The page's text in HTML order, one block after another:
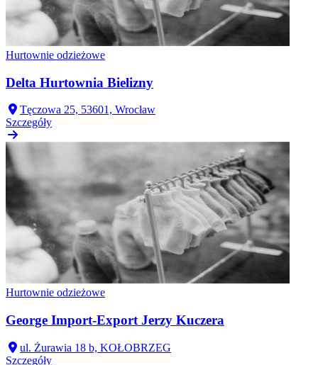
Hurtownie odzieżowe
Delta Hurtownia Bielizny
Tęczowa 25, 53601, Wrocław
Szczegóły
Hurtownie odzieżowe
George Import-Export Jerzy Kuczera
ul. Żurawia 18 b, KOŁOBRZEG
Szczegóły